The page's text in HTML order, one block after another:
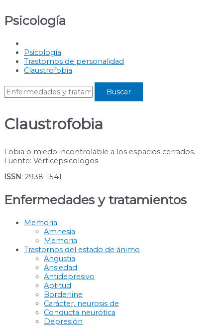
Psicología
Psicología
Trastornos de personalidad
Claustrofobia
Claustrofobia
Fobia o miedo incontrolable a los espacios cerrados.
Fuente: Vérticepsicologos
ISSN: 2938-1541
Enfermedades y tratamientos
Memoria
Amnesia
Memoria
Trastornos del estado de ánimo
Angustia
Ansiedad
Antidepresivo
Aptitud
Borderline
Carácter, neurosis de
Conducta neurótica
Depresión